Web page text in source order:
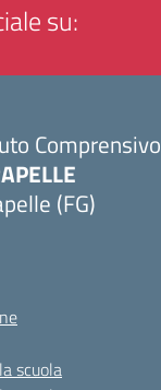
su:
Comprensivo
(FG)
scuola